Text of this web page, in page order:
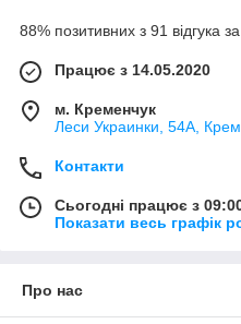
88% позитивних з 91 відгука за
Працює з 14.05.2020
м. Кременчук
Леси Украинки, 54А,
Контакти
Сьогодні працює з
Показати весь графік
Про нас